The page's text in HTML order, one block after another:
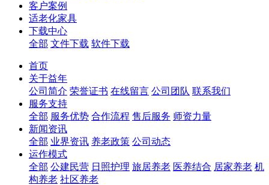
客户案例
适老化家具
下载中心
全部 文件下载 软件下载
首页
关于益年
公司简介 荣誉证书 在线留言 公司团队 联系我们
服务支持
全部 服务优势 合作流程 售后服务 师资力量
新闻资讯
全部 业界资讯 养老政策 公司动态
运作模式
全部 公建民营 日照护理 旅居养老 医养结合 居家养老 机
构养老 社区养老